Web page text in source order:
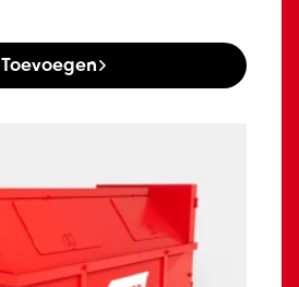
Toevoegen